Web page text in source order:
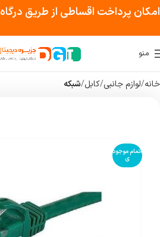
منو
خانه لوازم جانبی کابل شبکه
اتمام موجود
ی
امکان پرداخت اقساطی از طریق